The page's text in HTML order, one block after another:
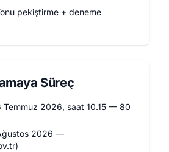
pekiştirme + deneme
Süreç
Temmuz 2026, saat 10.15 — 80
2026 —